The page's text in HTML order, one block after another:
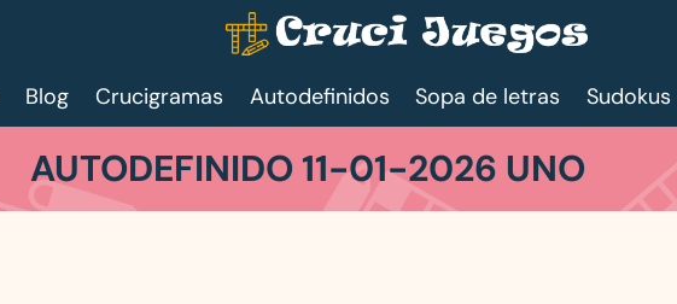
Blog Crucigramas Autodefinidos Sopa de letras Sudokus
AUTODEFINIDO 11-01-2026 UNO